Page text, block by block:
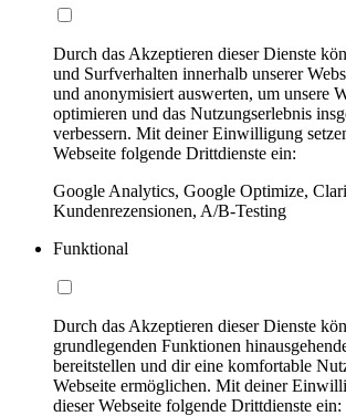
Durch das Akzeptieren dieser Dienste
und Surfverhalten innerhalb unserer
und anonymisiert auswerten, um unsere
optimieren und das Nutzungserlebnis
verbessern. Mit deiner Einwilligung
Webseite folgende Drittdienste ein:
Google Analytics, Google Optimize,
Kundenrezensionen, A/B-Testing
Funktional
Durch das Akzeptieren dieser Dienste
grundlegenden Funktionen
bereitstellen und dir eine komfortable
Webseite ermöglichen. Mit deiner
dieser Webseite folgende Drittdienste ein: